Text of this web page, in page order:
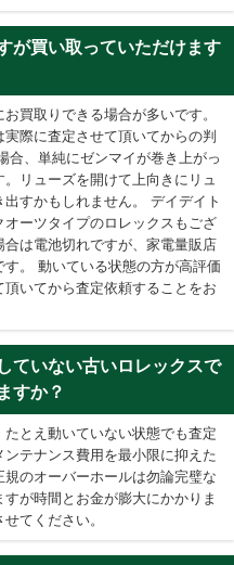
が買い取っていただけます
買取りできる場合が多いです。
際に査定させて頂いてからの判
合、単純にゼンマイが巻き上がっ
リューズを開けて上向きにリュ
すかもしれません。 デイデイト
ーツタイプのロレックスもござ
は電池切れですが、家電量販店
。 動いている状態の方が高評価
いてから査定依頼することをお
ていない古いロレックスで
すか？
とえ動いていない状態でも査定
テナンス費用を最小限に抑えた
のオーバーホールは勿論完璧な
が時間とお金が膨大にかかりま
てください。